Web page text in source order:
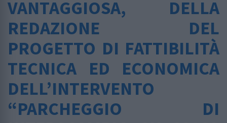
VANTAGGIOSA, DELLA
REDAZIONE DEL
PROGETTO DI FATTIBILITÀ
TECNICA ED ECONOMICA
DELL’INTERVENTO
“PARCHEGGIO DI